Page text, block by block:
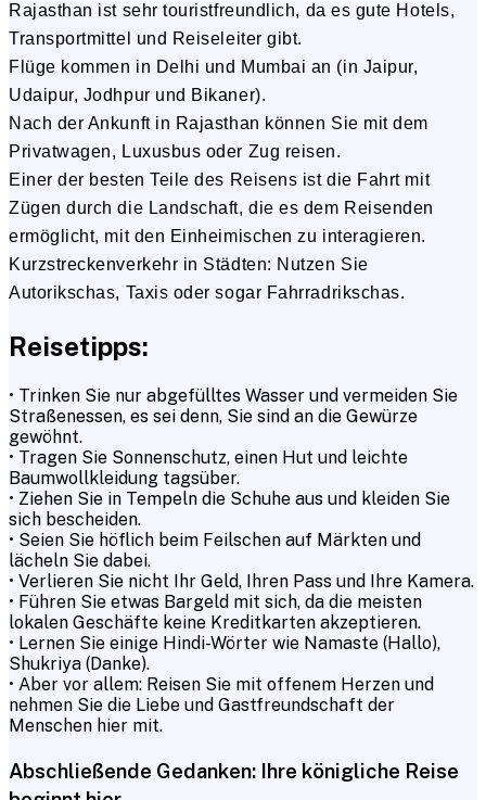
Rajasthan ist sehr touristfreundlich, da es gute Hotels,
Transportmittel und Reiseleiter gibt.
Flüge kommen in Delhi und Mumbai an (in Jaipur,
Udaipur, Jodhpur und Bikaner).
Nach der Ankunft in Rajasthan können Sie mit dem
Privatwagen, Luxusbus oder Zug reisen.
Einer der besten Teile des Reisens ist die Fahrt mit
Zügen durch die Landschaft, die es dem Reisenden
ermöglicht, mit den Einheimischen zu interagieren.
Kurzstreckenverkehr in Städten: Nutzen Sie
Autorikschas, Taxis oder sogar Fahrradrikschas.
Reisetipps:
• Trinken Sie nur abgefülltes Wasser und vermeiden Sie
Straßenessen, es sei denn, Sie sind an die Gewürze
gewöhnt.
• Tragen Sie Sonnenschutz, einen Hut und leichte
Baumwollkleidung tagsüber.
• Ziehen Sie in Tempeln die Schuhe aus und kleiden Sie
sich bescheiden.
• Seien Sie höflich beim Feilschen auf Märkten und
lächeln Sie dabei.
• Verlieren Sie nicht Ihr Geld, Ihren Pass und Ihre Kamera.
• Führen Sie etwas Bargeld mit sich, da die meisten
lokalen Geschäfte keine Kreditkarten akzeptieren.
• Lernen Sie einige Hindi-Wörter wie Namaste (Hallo),
Shukriya (Danke).
• Aber vor allem: Reisen Sie mit offenem Herzen und
nehmen Sie die Liebe und Gastfreundschaft der
Menschen hier mit.
Abschließende Gedanken: Ihre königliche Reise